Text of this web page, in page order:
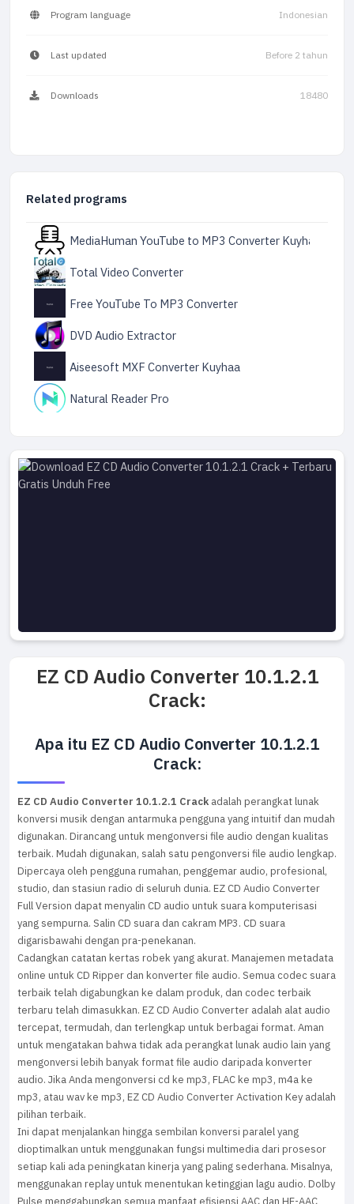
EZ CD Audio Converter 10.1.2.1
Crack:
Apa itu EZ CD Audio Converter 10.1.2.1
Crack:
EZ CD Audio Converter 10.1.2.1 Crack adalah perangkat lunak
konversi musik dengan antarmuka pengguna yang intuitif dan mudah
digunakan. Dirancang untuk mengonversi file audio dengan kualitas
terbaik. Mudah digunakan, salah satu pengonversi file audio lengkap.
Dipercaya oleh pengguna rumahan, penggemar audio, profesional,
studio, dan stasiun radio di seluruh dunia. EZ CD Audio Converter
Full Version dapat menyalin CD audio untuk suara komputerisasi
yang sempurna. Salin CD suara dan cakram MP3. CD suara
digarisbawahi dengan pra-penekanan.
Cadangkan catatan kertas robek yang akurat. Manajemen metadata
online untuk CD Ripper dan konverter file audio. Semua codec suara
terbaik telah digabungkan ke dalam produk, dan codec terbaik
terbaru telah dimasukkan. EZ CD Audio Converter adalah alat audio
tercepat, termudah, dan terlengkap untuk berbagai format. Aman
untuk mengatakan bahwa tidak ada perangkat lunak audio lain yang
mengonversi lebih banyak format file audio daripada konverter
audio. Jika Anda mengonversi cd ke mp3, FLAC ke mp3, m4a ke
mp3, atau wav ke mp3, EZ CD Audio Converter Activation Key adalah
pilihan terbaik.
Ini dapat menjalankan hingga sembilan konversi paralel yang
dioptimalkan untuk menggunakan fungsi multimedia dari prosesor
setiap kali ada peningkatan kinerja yang paling sederhana. Misalnya,
menggunakan replay untuk menentukan ketinggian lagu audio. Dolby
Program language Indonesian
Last updated Before 2 tahun
Downloads 18480
Related programs
MediaHuman YouTube to MP3 Converter Kuyhaa
Total Video Converter
Free YouTube To MP3 Converter
DVD Audio Extractor
Aiseesoft MXF Converter Kuyhaa
Natural Reader Pro